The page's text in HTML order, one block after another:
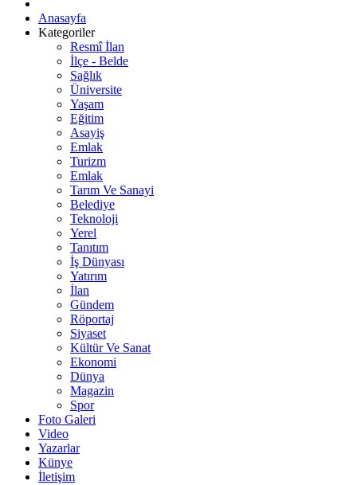
Anasayfa
Kategoriler
Resmî İlan
İlçe - Belde
Sağlık
Üniversite
Yaşam
Eğitim
Asayiş
Emlak
Turizm
Emlak
Tarım Ve Sanayi
Belediye
Teknoloji
Yerel
Tanıtım
İş Dünyası
Yatırım
İlan
Gündem
Röportaj
Siyaset
Kültür Ve Sanat
Ekonomi
Dünya
Magazin
Spor
Foto Galeri
Video
Yazarlar
Künye
İletişim